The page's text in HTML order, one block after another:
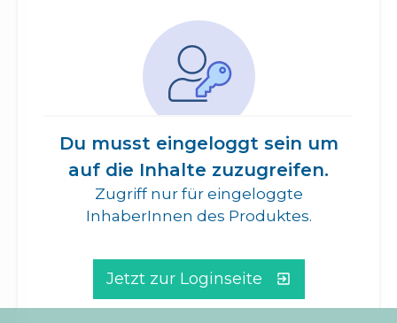
Du musst eingeloggt sein um
auf die Inhalte zuzugreifen.
Zugriff nur für eingeloggte
InhaberInnen des Produktes.
Jetzt zur Loginseite